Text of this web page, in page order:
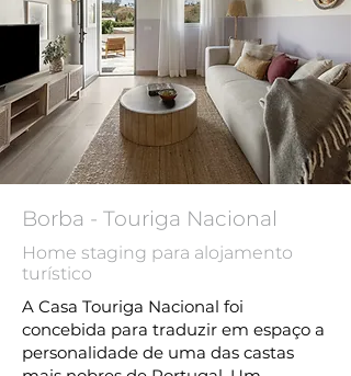
Borba - Touriga Nacional
Home staging para alojamento
turístico
A Casa Touriga Nacional foi
concebida para traduzir em espaço a
personalidade de uma das castas